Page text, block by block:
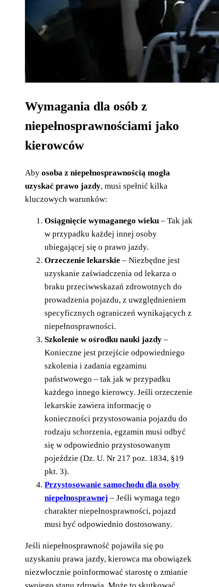
Wymagania dla osób z
niepełnosprawnościami jako
kierowców
Abyosoba z niepełnosprawnością mogła
uzyskać prawo jazdy, musi spełnić kilka
kluczowych warunków:
Osiągnięcie wymaganego wieku – Tak jak
w przypadku każdej innej osoby
ubiegającej się o prawo jazdy.
Orzeczenie lekarskie – Niezbędne jest
uzyskanie zaświadczenia od lekarza o
braku przeciwwskazań zdrowotnych do
prowadzenia pojazdu, z uwzględnieniem
specyficznych ograniczeń wynikających z
niepełnosprawności.
Szkolenie w ośrodku nauki jazdy –
Konieczne jest przejście odpowiedniego
szkolenia i zadania egzaminu
państwowego – tak jak w przypadku
każdego innego kierowcy. Jeśli orzeczenie
lekarskie zawiera informację o
konieczności przystosowania pojazdu do
rodzaju schorzenia, egzamin musi odbyć
się w odpowiednio przystosowanym
pojeździe (Dz. U. Nr 217 poz. 1834, §19
pkt. 3).
Przystosowanie samochodu dla osoby
niepełnosprawnej – Jeśli wymaga tego
charakter niepełnosprawności, pojazd
musi być odpowiednio dostosowany.
Jeśli niepełnosprawność pojawiła się po
uzyskaniu prawa jazdy, kierowca ma obowiązek
niezwłocznie poinformować starostę o zmianie
swojego stanu zdrowia. Może to skutkować